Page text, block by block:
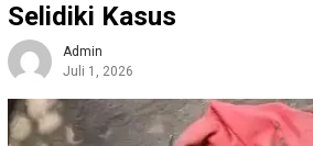
Selidiki Kasus
Admin
Juli 1, 2026